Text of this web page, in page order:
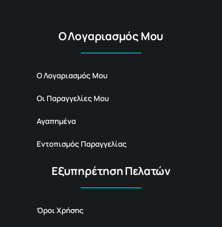
Ο Λογαριασμός Μου
Ο Λογαριασμός Μου
Οι Παραγγελίες Μου
Αγαπημένα
Εντοπισμός Παραγγελίας
Εξυπηρέτηση Πελατών
Όροι Χρήσης